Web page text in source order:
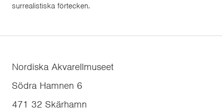
surrealistiska förtecken.
Nordiska Akvarellmuseet
Södra Hamnen 6
471 32 Skärhamn